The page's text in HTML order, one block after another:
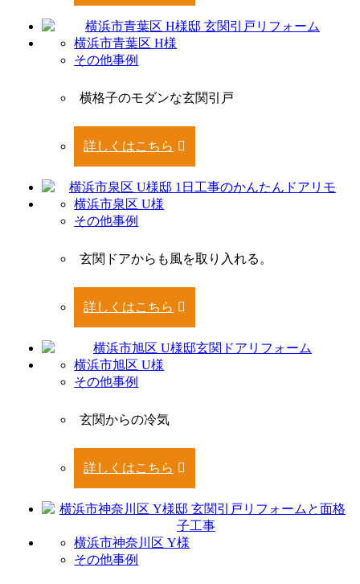
横浜市青葉区 H様
その他事例
横格子のモダンな玄関引戸
詳しくはこちら
横浜市泉区 U様
その他事例
玄関ドアからも風を取り入れる。
詳しくはこちら
横浜市旭区 U様
その他事例
玄関からの冷気
詳しくはこちら
横浜市神奈川区 Y様
その他事例